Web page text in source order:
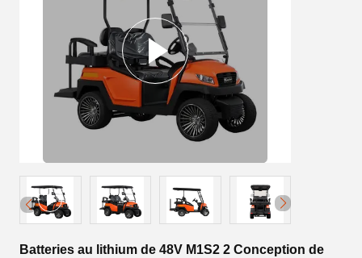
Batteries au lithium de 48V M1S2 2 Conception de